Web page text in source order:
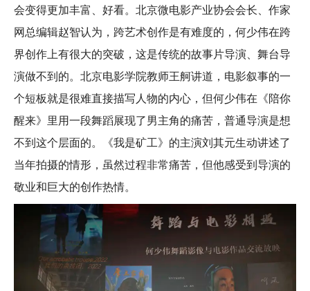
会变得更加丰富、好看。北京微电影产业协会会长、作家
网总编辑赵智认为，跨艺术创作是有难度的，何少伟在跨
界创作上有很大的突破，这是传统的故事片导演、舞台导
演做不到的。北京电影学院教师王舸讲道，电影叙事的一
个短板就是很难直接描写人物的内心，但何少伟在《陪你
醒来》里用一段舞蹈展现了男主角的痛苦，普通导演是想
不到这个层面的。《我是矿工》的主演刘其元生动讲述了
当年拍摄的情形，虽然过程非常痛苦，但他感受到导演的
敬业和巨大的创作热情。